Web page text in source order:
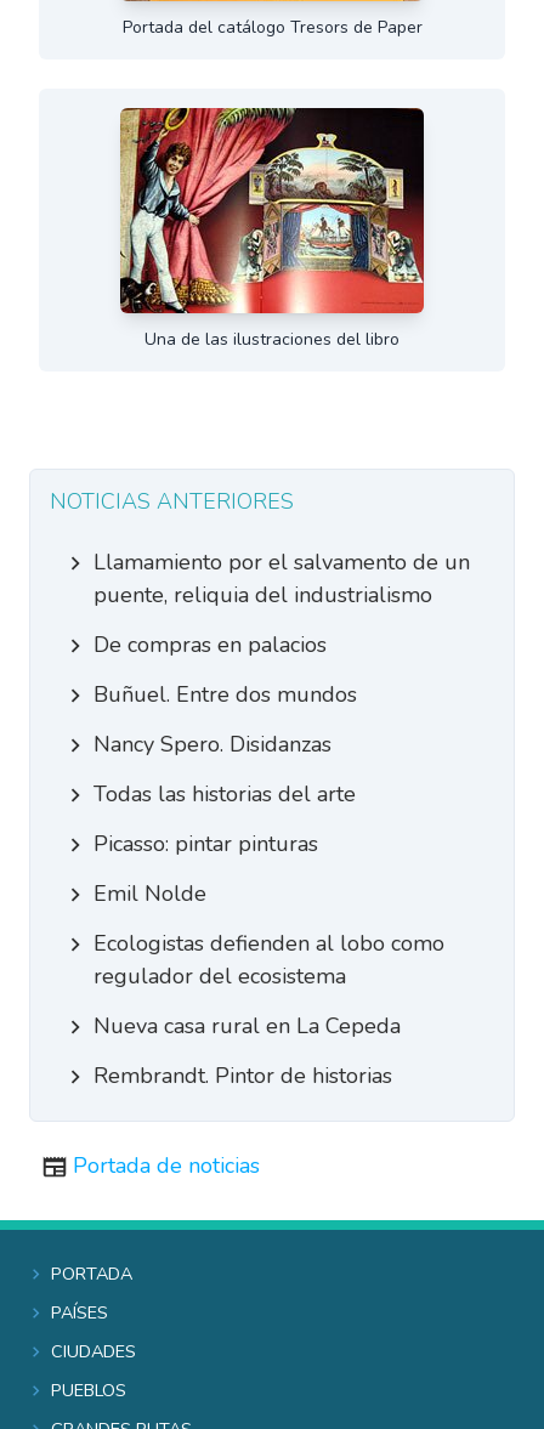
Portada del catálogo Tresors de Paper
Una de las ilustraciones del libro
NOTICIAS ANTERIORES
Llamamiento por el salvamento de un
puente, reliquia del industrialismo
De compras en palacios
Buñuel. Entre dos mundos
Nancy Spero. Disidanzas
Todas las historias del arte
Picasso: pintar pinturas
Emil Nolde
Ecologistas defienden al lobo como
regulador del ecosistema
Nueva casa rural en La Cepeda
Rembrandt. Pintor de historias
Portada de noticias
Portada
Países
Ciudades
Pueblos